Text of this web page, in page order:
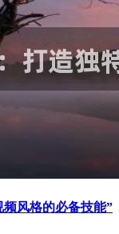
风格的必备技能”